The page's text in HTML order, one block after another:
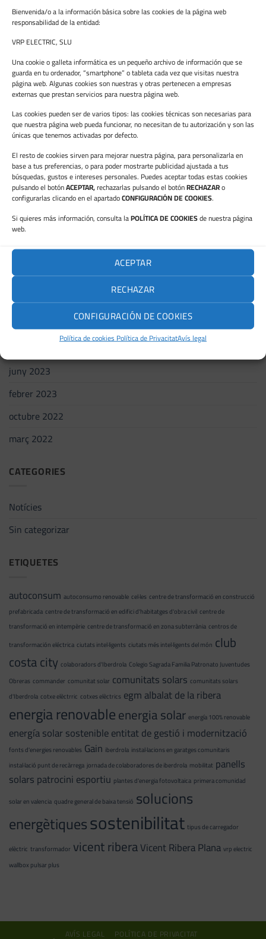
Bienvenida/o a la información básica sobre las cookies de la página web
responsabilidad de la entidad:
VRP ELECTRIC, SLU
Una cookie o galleta informática es un pequeño archivo de información que se
guarda en tu ordenador, “smartphone” o tableta cada vez que visitas nuestra
página web. Algunas cookies son nuestras y otras pertenecen a empresas
externas que prestan servicios para nuestra página web.
Las cookies pueden ser de varios tipos: las cookies técnicas son necesarias para
que nuestra página web pueda funcionar, no necesitan de tu autorización y son las
únicas que tenemos activadas por defecto.
El resto de cookies sirven para mejorar nuestra página, para personalizarla en
base a tus preferencias, o para poder mostrarte publicidad ajustada a tus
búsquedas, gustos e intereses personales. Puedes aceptar todas estas cookies
pulsando el botónACEPTAR,rechazarlas pulsando el botónRECHAZARo
configurarlas clicando en el apartadoCONFIGURACIÓN DE COOKIES.
Si quieres más información, consulta laPOLÍTICA DE COOKIESde nuestra página
web.
ACEPTAR
RECHAZAR
CONFIGURACIÓN DE COOKIES
Política de cookiesPolítica de PrivacitatAvís legal
febrer 2026
gener 2026
octubre 2025
setembre 2025
maig 2025
abril 2025
febrer 2025
gener 2025
setembre 2024
juliol 2024
maig 2024
abril 2024
febrer 2024
gener 2024
novembre 2023
juny 2023
febrer 2023
octubre 2022
març 2022
CATEGORIES
Notícies
Sin categorizar
ETIQUETES
autoconsum autoconsumo renovable cel·les centre de transformació en construcció
prefabricada centre de transformació en edifici d'habitatges d'obra civil centre de
transformació en intempèrie centre de transformació en zona subterrània centros de
transformación eléctrica ciutats intel·ligents ciutats més intel·ligents del món club
costa city colaboradors d'Iberdrola Colegio Sagrada Familia Patronato Juventudes
Obreras commander comunitat solar comunitats solars comunitats solars
d'Iberdrola cotxe elèctrric cotxes elèctrics egm albalat de la ribera
energia renovableenergia solar energía 100% renovable
energía solar sostenibleentitat de gestió i modernització
fonts d'energies renovables Gain iberdrola instal·lacions en garatges comunitaris
instal·lació punt de recàrrega jornada de colaboradores de iberdrola mobilitat panells
solarspatrocini esportiu plantes d'energia fotovoltaica primera comunidad
solar en valencia quadre general de baixa tensió solucions
energètiquessostenibilitat tipus de carregador
elèctric transformador vicent riberaVicent Ribera Plana vrp electric
wallbox pulsar plus
AVÍS LEGAL POLÍTICA DE PRIVACITAT